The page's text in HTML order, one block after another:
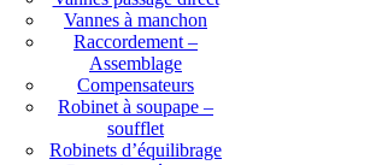
Vannes à manchon
Raccordement –
Assemblage
Compensateurs
Robinet à soupape –
soufflet
Robinets d’équilibrage